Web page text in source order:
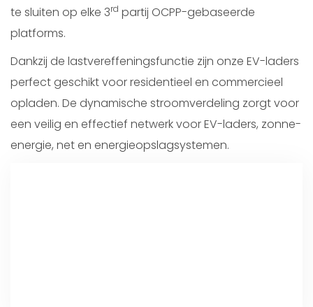
te sluiten op elke 3rd partij OCPP-gebaseerde
platforms.
Dankzij de lastvereffeningsfunctie zijn onze EV-laders
perfect geschikt voor residentieel en commercieel
opladen. De dynamische stroomverdeling zorgt voor
een veilig en effectief netwerk voor EV-laders, zonne-
energie, net en energieopslagsystemen.